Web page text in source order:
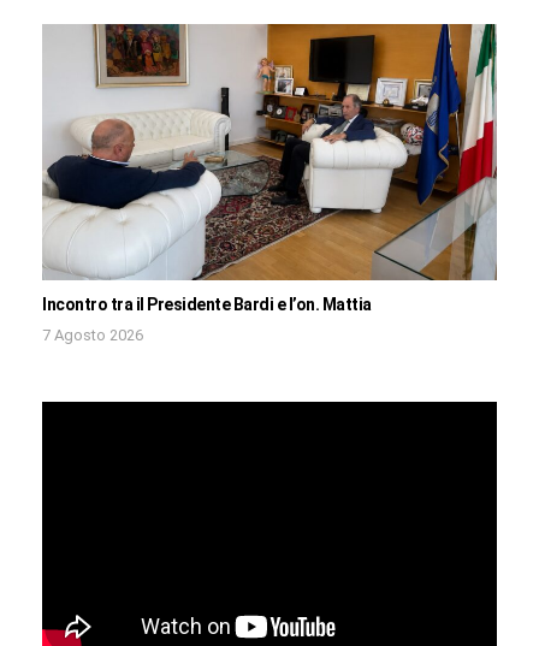
Incontro tra il Presidente Bardi e l’on. Mattia
7 Agosto 2026